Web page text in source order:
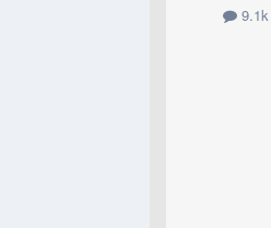
9.1k